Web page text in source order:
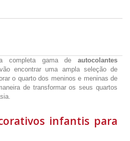
completa gama de autocolantes
encontrar uma ampla seleção de
o quarto dos meninos e meninas de
de transformar os seus quartos
infantis para